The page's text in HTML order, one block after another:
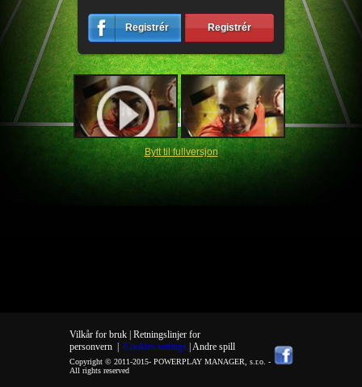
Registrér Registrér
Bytt til fullversjon
Vilkår for bruk | Retningslinjer for
personvern| Cookies settings | Andre spill
Copyright © 2011-2015- POWERPLAY MANAGER, s.r.o. -
All rights reserved